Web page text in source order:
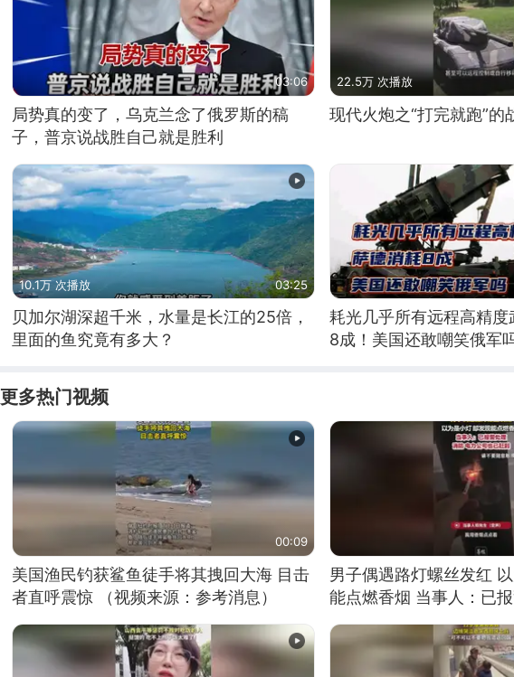
03:06
局势真的变了，乌克兰念了俄罗斯的稿
子，普京说战胜自己就是胜利
22.5万 次播放
现代火炮之“打完就跑”的
10.1万 次播放 03:25
贝加尔湖深超千米，水量是长江的25倍，
里面的鱼究竟有多大？
耗光几乎所有远程高精度
8成！美国还敢嘲笑俄军
更多热门视频
00:09
美国渔民钓获鲨鱼徒手将其拽回大海 目击
者直呼震惊 （视频来源：参考消息）
男子偶遇路灯螺丝发红
能点燃香烟 当事人：已